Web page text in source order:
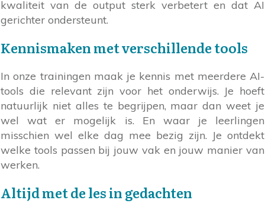
kwaliteit van de output sterk verbetert en dat AI
gerichter ondersteunt.
Kennismaken met verschillende tools
In onze trainingen maak je kennis met meerdere AI-
tools die relevant zijn voor het onderwijs. Je hoeft
natuurlijk niet alles te begrijpen, maar dan weet je
wel wat er mogelijk is. En waar je leerlingen
misschien wel elke dag mee bezig zijn. Je ontdekt
welke tools passen bij jouw vak en jouw manier van
werken.
Altijd met de les in gedachten